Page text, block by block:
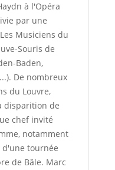
à l'Opéra
par une
Musiciens du
Souris de
Baden,
De nombreux
du Louvre,
disparition de
chef invité
notamment
d'une tournée
de Bâle. Marc